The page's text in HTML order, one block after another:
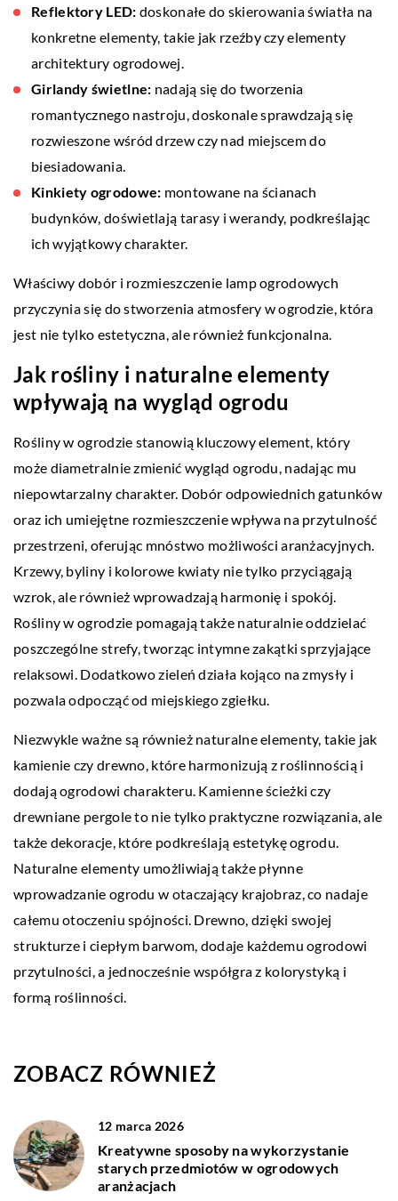
Reflektory LED: doskonałe do skierowania światła na
konkretne elementy, takie jak rzeźby czy elementy
architektury ogrodowej.
Girlandy świetlne: nadają się do tworzenia
romantycznego nastroju, doskonale sprawdzają się
rozwieszone wśród drzew czy nad miejscem do
biesiadowania.
Kinkiety ogrodowe: montowane na ścianach
budynków, doświetlają tarasy i werandy, podkreślając
ich wyjątkowy charakter.
Właściwy dobór i rozmieszczenie lamp ogrodowych
przyczynia się do stworzenia atmosfery w ogrodzie, która
jest nie tylko estetyczna, ale również funkcjonalna.
Jak rośliny i naturalne elementy
wpływają na wygląd ogrodu
Rośliny w ogrodzie stanowią kluczowy element, który
może diametralnie zmienić wygląd ogrodu, nadając mu
niepowtarzalny charakter. Dobór odpowiednich gatunków
oraz ich umiejętne rozmieszczenie wpływa na przytulność
przestrzeni, oferując mnóstwo możliwości aranżacyjnych.
Krzewy, byliny i kolorowe kwiaty nie tylko przyciągają
wzrok, ale również wprowadzają harmonię i spokój.
Rośliny w ogrodzie pomagają także naturalnie oddzielać
poszczególne strefy, tworząc intymne zakątki sprzyjające
relaksowi. Dodatkowo zieleń działa kojąco na zmysły i
pozwala odpocząć od miejskiego zgiełku.
Niezwykle ważne są również naturalne elementy, takie jak
kamienie czy drewno, które harmonizują z roślinnością i
dodają ogrodowi charakteru. Kamienne ścieżki czy
drewniane pergole to nie tylko praktyczne rozwiązania, ale
także dekoracje, które podkreślają estetykę ogrodu.
Naturalne elementy umożliwiają także płynne
wprowadzanie ogrodu w otaczający krajobraz, co nadaje
całemu otoczeniu spójności. Drewno, dzięki swojej
strukturze i ciepłym barwom, dodaje każdemu ogrodowi
przytulności, a jednocześnie współgra z kolorystyką i
formą roślinności.
ZOBACZ RÓWNIEŻ
12 marca 2026
Kreatywne sposoby na wykorzystanie
starych przedmiotów w ogrodowych
aranżacjach